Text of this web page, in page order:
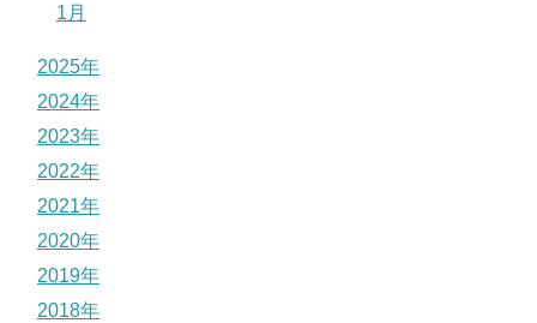
1月
2025年
2024年
2023年
2022年
2021年
2020年
2019年
2018年